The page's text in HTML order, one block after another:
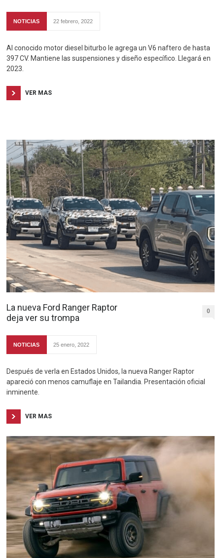
NOTICIAS 22 febrero, 2022
Al conocido motor diesel biturbo le agrega un V6 naftero de hasta
397 CV. Mantiene las suspensiones y diseño específico. Llegará en
2023.
VER MAS
La nueva Ford Ranger Raptor
deja ver su trompa
0
NOTICIAS 25 enero, 2022
Después de verla en Estados Unidos, la nueva Ranger Raptor
apareció con menos camuflaje en Tailandia. Presentación oficial
inminente.
VER MAS